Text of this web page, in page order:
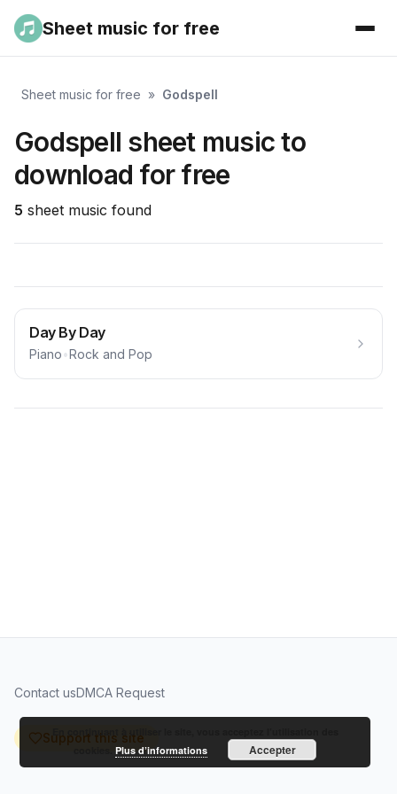
Sheet music for free
Sheet music for free » Godspell
Godspell sheet music to
download for free
5 sheet music found
Day By Day
Piano•Rock and Pop
Contact usDMCA Request
Support this site
En continuant à utiliser le site, vous acceptez l’utilisation des
cookies.Plus d’informations Accepter